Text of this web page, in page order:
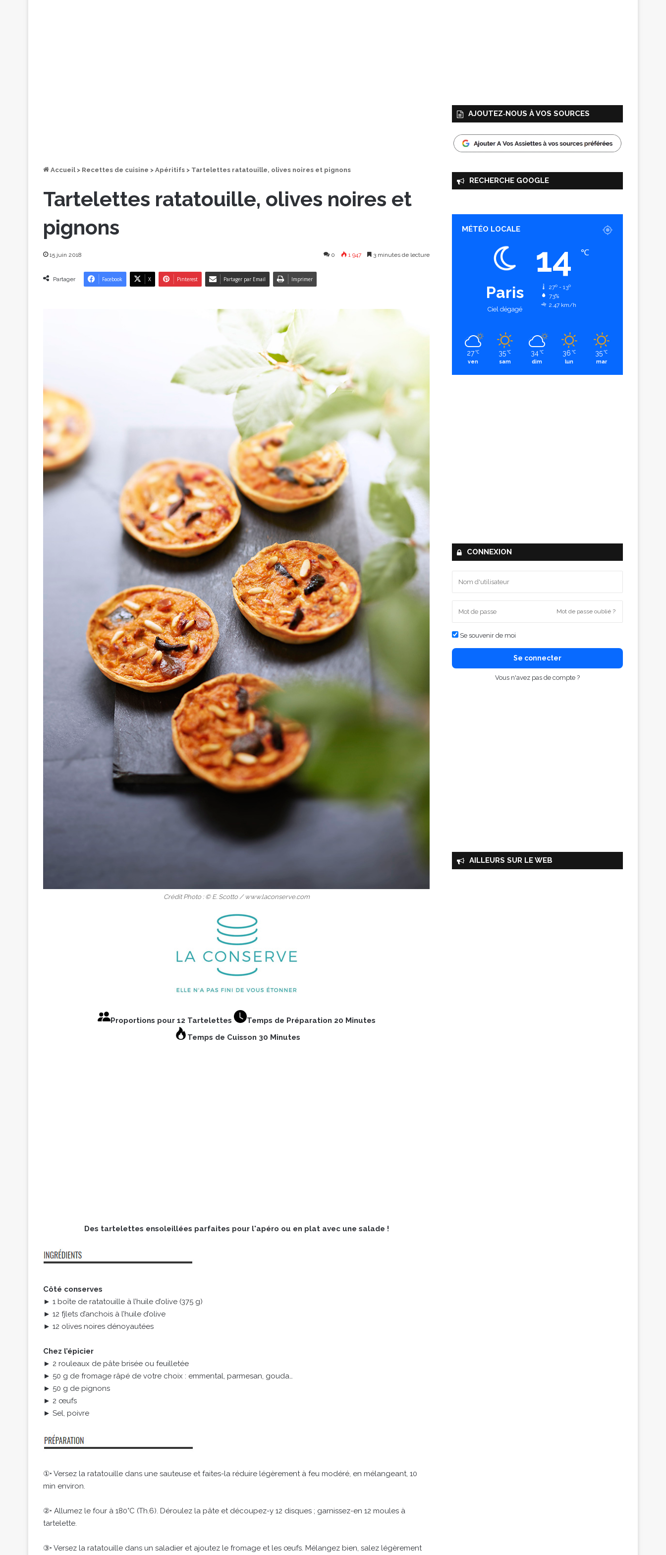
Accueil > Recettes de cuisine > Apéritifs > Tartelettes ratatouille, olives noires et pignons
Tartelettes ratatouille, olives noires et
pignons
15 juin 2018 0 1 947 3 minutes de lecture
Partager Facebook X Pinterest Partager par Email Imprimer
Crédit Photo : © E. Scotto / www.laconserve.com
Proportions pour 12 Tartelettes
Temps de Préparation 20 Minutes
Temps de Cuisson 30 Minutes
Des tartelettes ensoleillées parfaites pour l'apéro ou en plat avec une salade !
Côté conserves
► 1 boîte de ratatouille à l’huile d’olive (375 g)
► 12 fjlets d’anchois à l’huile d’olive
► 12 olives noires dénoyautées
Chez l’épicier
► 2 rouleaux de pâte brisée ou feuilletée
► 50 g de fromage râpé de votre choix : emmental, parmesan, gouda…
► 50 g de pignons
► 2 œufs
► Sel, poivre
①• Versez la ratatouille dans une sauteuse et faites-la réduire légèrement à feu modéré, en mélangeant, 10
min environ.
②• Allumez le four à 180°C (Th.6). Déroulez la pâte et découpez-y 12 disques ; garnissez-en 12 moules à
tartelette.
③• Versez la ratatouille dans un saladier et ajoutez le fromage et les œufs. Mélangez bien, salez légèrement
AJOUTEZ‑NOUS À VOS SOURCES
RECHERCHE GOOGLE
MÉTÉO LOCALE
Paris
Ciel dégagé
14 ℃
27º - 13º
73%
2.47 km/h
27 ℃
ven
35 ℃
sam
34 ℃
dim
36 ℃
lun
35 ℃
mar
CONNEXION
Mot de passe oublié ?
Se souvenir de moi
Se connecter
Vous n'avez pas de compte ?
AILLEURS SUR LE WEB